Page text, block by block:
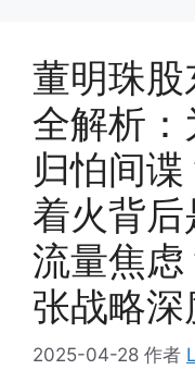
董明珠
全解析
归怕间
着火背后
流量焦
张战略深
2025-04-28 作者